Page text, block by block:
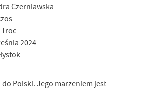
Czerniawska
2024
do Polski. Jego marzeniem jest